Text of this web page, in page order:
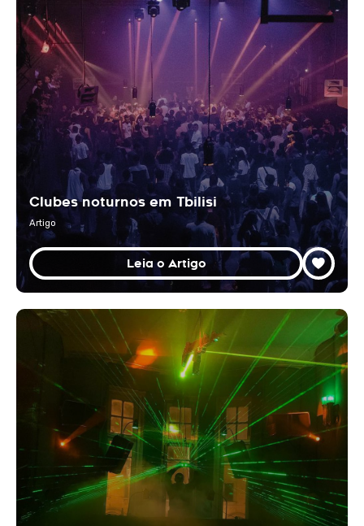
Clubes noturnos em Tbilisi
Artigo
Leia o Artigo